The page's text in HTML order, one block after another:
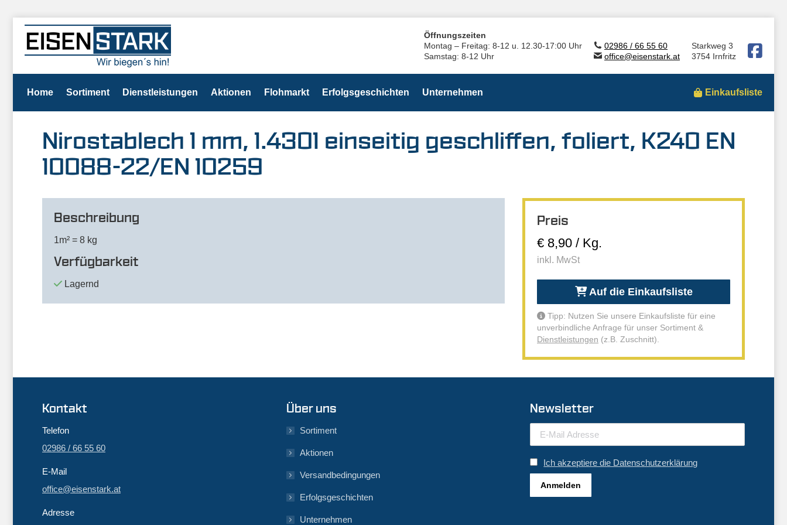
Öffnungszeiten
Montag – Freitag: 8-12 u. 12.30-17:00 Uhr
Samstag: 8-12 Uhr
02986 / 66 55 60
office@eisenstark.at
Starkweg 3
3754 Irnfritz
Home Sortiment Dienstleistungen Aktionen Flohmarkt Erfolgsgeschichten Unternehmen Einkaufsliste
Nirostablech 1 mm, 1.4301 einseitig geschliffen, foliert, K240 EN
10088-22/EN 10259
Beschreibung
1m² = 8 kg
Verfügbarkeit
Lagernd
Preis
€ 8,90 / Kg.
inkl. MwSt
Auf die Einkaufsliste
Tipp: Nutzen Sie unsere Einkaufsliste für eine
unverbindliche Anfrage für unser Sortiment &
Dienstleistungen (z.B. Zuschnitt).
Kontakt
Telefon
02986 / 66 55 60
E-Mail
office@eisenstark.at
Adresse
Über uns
Sortiment
Aktionen
Versandbedingungen
Erfolgsgeschichten
Unternehmen
Newsletter
Ich akzeptiere die Datenschutzerklärung